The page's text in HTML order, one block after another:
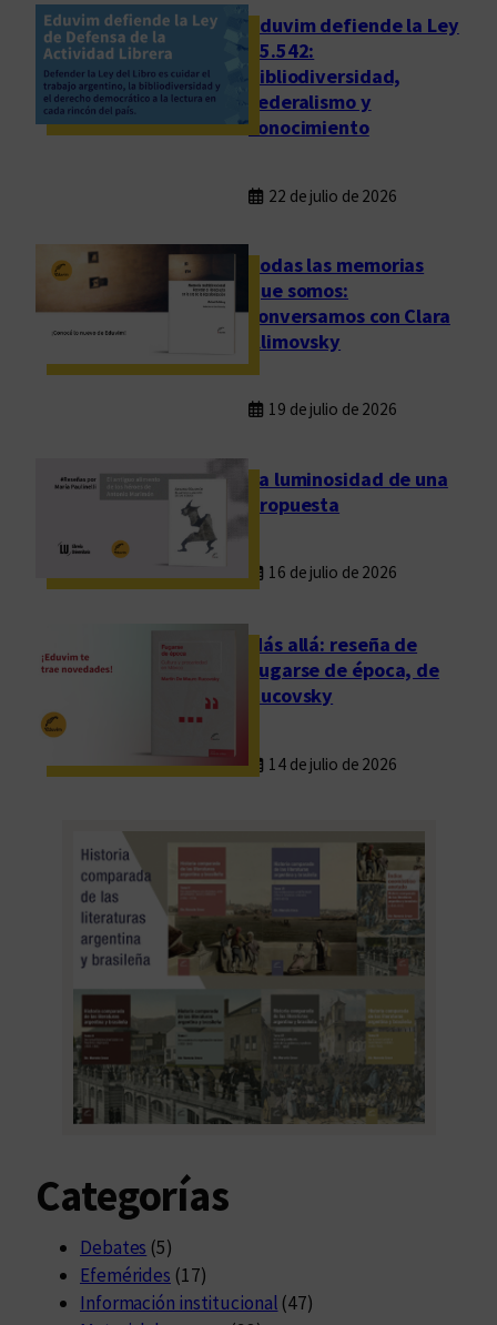
p
u
é
s
?
Eduvim defiende la Ley
25.542:
bibliodiversidad,
federalismo y
conocimiento
22 de julio de 2026
Todas las memorias
que somos:
conversamos con Clara
Klimovsky
19 de julio de 2026
La luminosidad de una
propuesta
16 de julio de 2026
Más allá: reseña de
Fugarse de época, de
Rucovsky
14 de julio de 2026
Categorías
Debates (5)
Efemérides (17)
Información institucional (47)